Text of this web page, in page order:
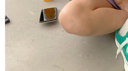
AFTEE 於本服務必要服務範圍內運用。關
處理、利用，詳參 AFTEE 官網之『個人資
https://aftee.tw/privacypolicy/
若款項超過繳費期限，將根據當次的金額加
未成年的使用者，請事先徵得法定代理人或
AFTEE。